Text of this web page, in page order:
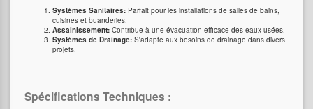
Systèmes Sanitaires: Parfait pour les installations de salles de bains,
cuisines et buanderies.
Assainissement: Contribue à une évacuation efficace des eaux usées.
Systèmes de Drainage: S'adapte aux besoins de drainage dans divers
projets.
Spécifications Techniques :